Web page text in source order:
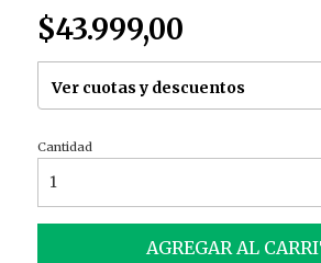
$43.999,00
Ver cuotas y descuentos
Cantidad
AGREGAR AL